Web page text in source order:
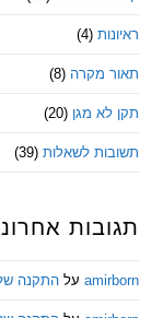
(8)
מגן (20)
לשאלות (39)
אחרונות
עלהתקנה של מערכת